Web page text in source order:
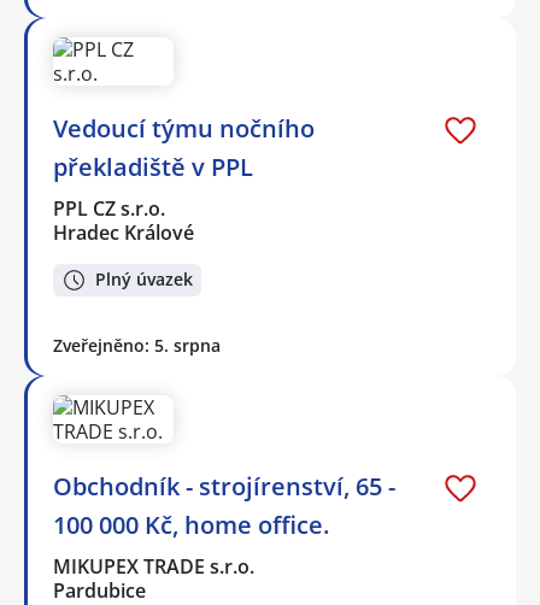
Vedoucí týmu nočního
překladiště v PPL
PPL CZ s.r.o.
Hradec Králové
Plný úvazek
Zveřejněno: 5. srpna
Obchodník - strojírenství, 65 -
100 000 Kč, home office.
MIKUPEX TRADE s.r.o.
Pardubice